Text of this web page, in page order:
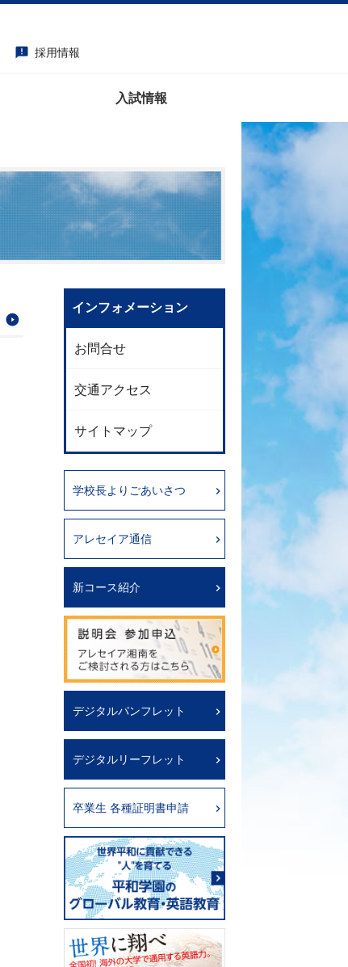
announcement 採用情報
入試情報
インフォメーション
お問合せ
交通アクセス
サイトマップ
学校長よりごあいさつ
アレセイア通信
新コース紹介
デジタルパンフレット
デジタルリーフレット
卒業生 各種証明書申請